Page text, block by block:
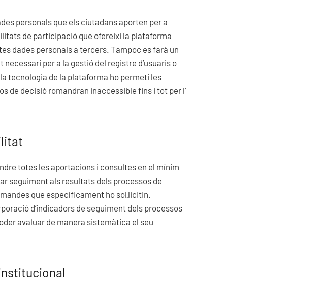
personals que els ciutadans aporten per a
de participació que ofereixi la plataforma
dades personals a tercers. Tampoc es farà un
per a la gestió del registre d’usuaris o
tecnologia de la plataforma ho permeti les
de decisió romandran inaccessible fins i tot per l’
totes les aportacions i consultes en el mínim
seguiment als resultats dels processos de
que específicament ho sol·licitin.
d’indicadors de seguiment dels processos
avaluar de manera sistemàtica el seu